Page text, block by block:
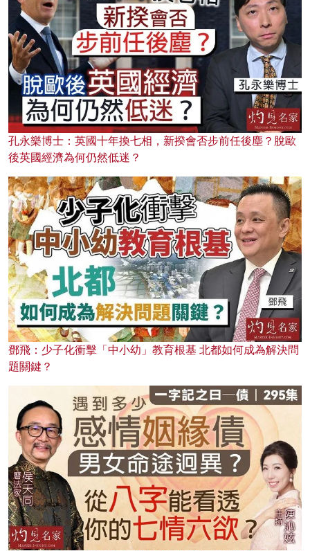
孔永樂博士：英國十年換七相，新揆會否步前任後塵？脫歐
後英國經濟為何仍然低迷？
鄧飛：少子化衝擊「中小幼」教育根基 北都如何成為解決問
題關鍵？